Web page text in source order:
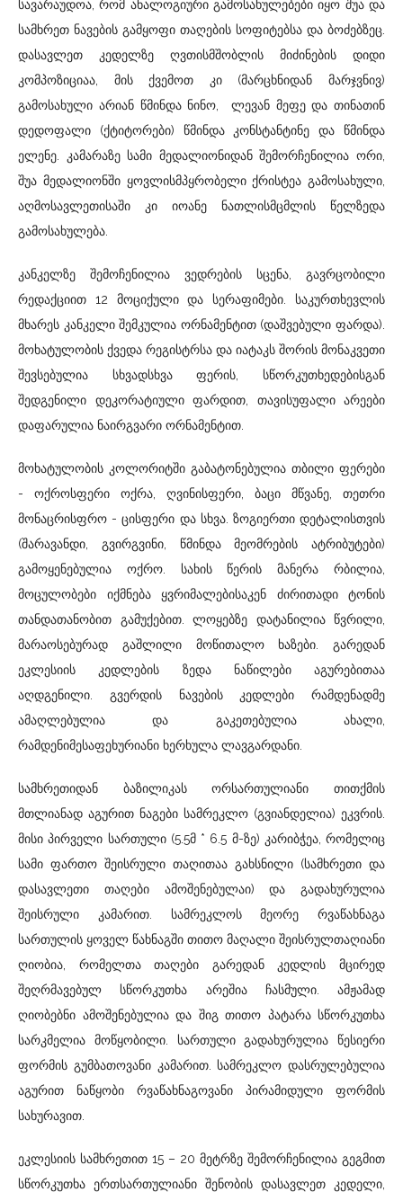
სავარაუდოა, რომ ანალოგიური გამოსახულებები იყო შუა და
სამხრეთ ნავების გამყოფი თაღების სოფიტებსა და ბოძებზეც.
დასავლეთ კედელზე ღვთისმშობლის მიძინების დიდი
კომპოზიციაა, მის ქვემოთ კი (მარცხნიდან მარჯვნივ)
გამოსახული არიან წმინდა ნინო, ლევან მეფე და თინათინ
დედოფალი (ქტიტორები) წმინდა კონსტანტინე და წმინდა
ელენე. კამარაზე სამი მედალიონიდან შემორჩენილია ორი,
შუა მედალიონში ყოვლისმპყრობელი ქრისტეა გამოსახული,
აღმოსავლეთისაში კი იოანე ნათლისმცმლის წელზედა
გამოსახულება.
კანკელზე შემოჩენილია ვედრების სცენა, გავრცობილი
რედაქციით 12 მოციქული და სერაფიმები. საკურთხევლის
მხარეს კანკელი შემკულია ორნამენტით (დაშვებული ფარდა).
მოხატულობის ქვედა რეგისტრსა და იატაკს შორის მონაკვეთი
შევსებულია სხვადსხვა ფერის, სწორკუთხედებისგან
შედგენილი დეკორატიული ფარდით, თავისუფალი არეები
დაფარულია ნაირგვარი ორნამენტით.
მოხატულობის კოლორიტში გაბატონებულია თბილი ფერები
- ოქროსფერი ოქრა, ღვინისფერი, ბაცი მწვანე, თეთრი
მონაცრისფრო - ცისფერი და სხვა. ზოგიერთი დეტალისთვის
(შარავანდი, გვირგვინი, წმინდა მეომრების ატრიბუტები)
გამოყენებულია ოქრო. სახის წერის მანერა რბილია,
მოცულობები იქმნება ყვრიმალებისაკენ ძირითადი ტონის
თანდათანობით გამუქებით. ლოყებზე დატანილია წვრილი,
მარაოსებურად გაშლილი მოწითალო ხაზები. გარედან
ეკლესიის კედლების ზედა ნაწილები აგურებითაა
აღდგენილი. გვერდის ნავების კედლები რამდენადმე
ამაღლებულია და გაკეთებულია ახალი,
რამდენიმესაფეხურიანი ხერხულა ლავგარდანი.
სამხრეთიდან ბაზილიკას ორსართულიანი თითქმის
მთლიანად აგურით ნაგები სამრეკლო (გვიანდელია) ეკვრის.
მისი პირველი სართული (5.5მ * 6.5 მ-ზე) კარიბჭეა, რომელიც
სამი ფართო შეისრული თაღითაა გახსნილი (სამხრეთი და
დასავლეთი თაღები ამოშენებულაი) და გადახურულია
შეისრული კამარით. სამრეკლოს მეორე რვაწახნაგა
სართულის ყოველ წახნაგში თითო მაღალი შეისრულთაღიანი
ღიობია, რომელთა თაღები გარედან კედლის მცირედ
შეღრმავებულ სწორკუთხა არეშია ჩასმული. ამჟამად
ღიობებნი ამოშენებულია და შიგ თითო პატარა სწორკუთხა
სარკმელია მოწყობილი. სართული გადახურულია წესიერი
ფორმის გუმბათოვანი კამარით. სამრეკლო დასრულებულია
აგურით ნაწყობი რვაწახნაგოვანი პირამიდული ფორმის
სახურავით.
ეკლესიის სამხრეთით 15 – 20 მეტრზე შემორჩენილია გეგმით
სწორკუთხა ერთსართულიანი შენობის დასავლეთ კედელი,